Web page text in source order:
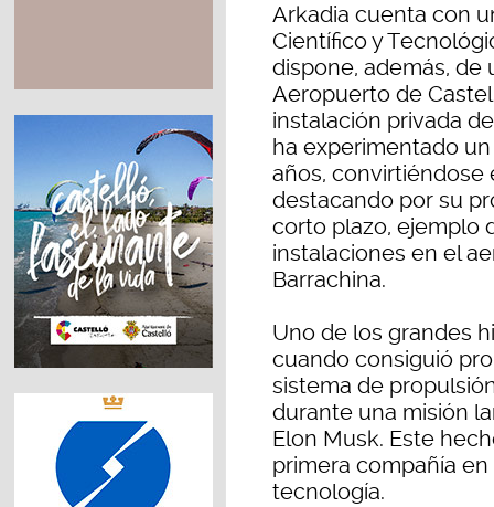
Arkadia cuenta con
Científico y
dispone, además,
Aeropuerto de
instalación privada
ha experimentado
años, convirtiéndose
destacando por su
corto plazo, ejemplo
instalaciones en el
Barrachina.
Uno de los grandes
cuando consiguió
sistema de
durante una misión
Elon Musk. Este
primera compañía
tecnología.